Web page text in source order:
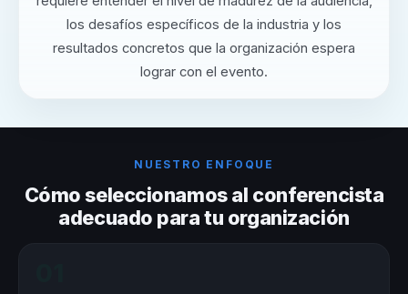
los desafíos específicos de la industria y los
resultados concretos que la organización espera
lograr con el evento.
NUESTRO ENFOQUE
Cómo seleccionamos al conferencista
adecuado para tu organización